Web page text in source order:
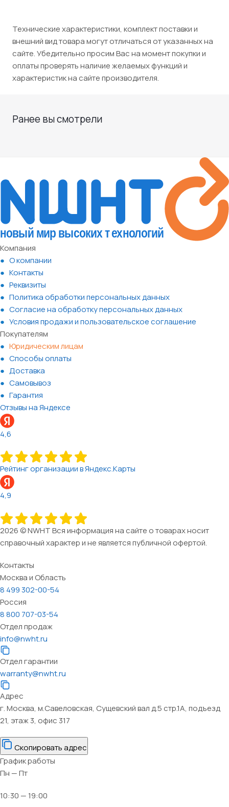
Технические характеристики, комплект поставки и
внешний вид товара могут отличаться от указанных на
сайте. Убедительно просим Вас на момент покупки и
оплаты проверять наличие желаемых функций и
характеристик на сайте производителя.
Ранее вы смотрели
Компания
О компании
Контакты
Реквизиты
Политика обработки персональных данных
Согласие на обработку персональных данных
Условия продажи и пользовательское соглашение
Покупателям
Юридическим лицам
Способы оплаты
Доставка
Самовывоз
Гарантия
Отзывы на Яндексе
4,6
Рейтинг организации в Яндекс.Карты
4,9
2026 © NWHT Вся информация на сайте о товарах носит
справочный характер и не является публичной офертой.
Контакты
Москва и Область
8 499 302-00-54
Россия
8 800 707-03-54
Отдел продаж
info@nwht.ru
Отдел гарантии
warranty@nwht.ru
Адрес
г. Москва, м.Савеловская, Сущевский вал д.5 стр.1А, подъезд
21, этаж 3, офис 317
Скопировать адрес
График работы
Пн — Пт
10:30 — 19:00